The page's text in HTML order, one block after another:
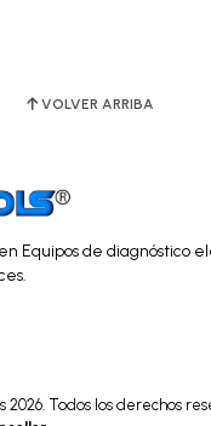
VOLVER ARRIBA
Equipos de diagnóstico
Todos los derechos